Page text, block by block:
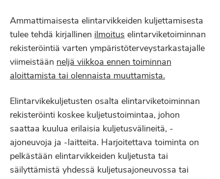
Ammattimaisesta elintarvikkeiden kuljettamisesta
tulee tehdä kirjallinen ilmoitus elintarviketoiminnan
rekisteröintiä varten ympäristöterveystarkastajalle
viimeistään neljä viikkoa ennen toiminnan
aloittamista tai olennaista muuttamista.
Elintarvikekuljetusten osalta elintarviketoiminnan
rekisteröinti koskee kuljetustoimintaa, johon
saattaa kuulua erilaisia kuljetusvälineitä, -
ajoneuvoja ja -laitteita. Harjoitettava toiminta on
pelkästään elintarvikkeiden kuljetusta tai
säilyttämistä yhdessä kuljetusajoneuvossa tai